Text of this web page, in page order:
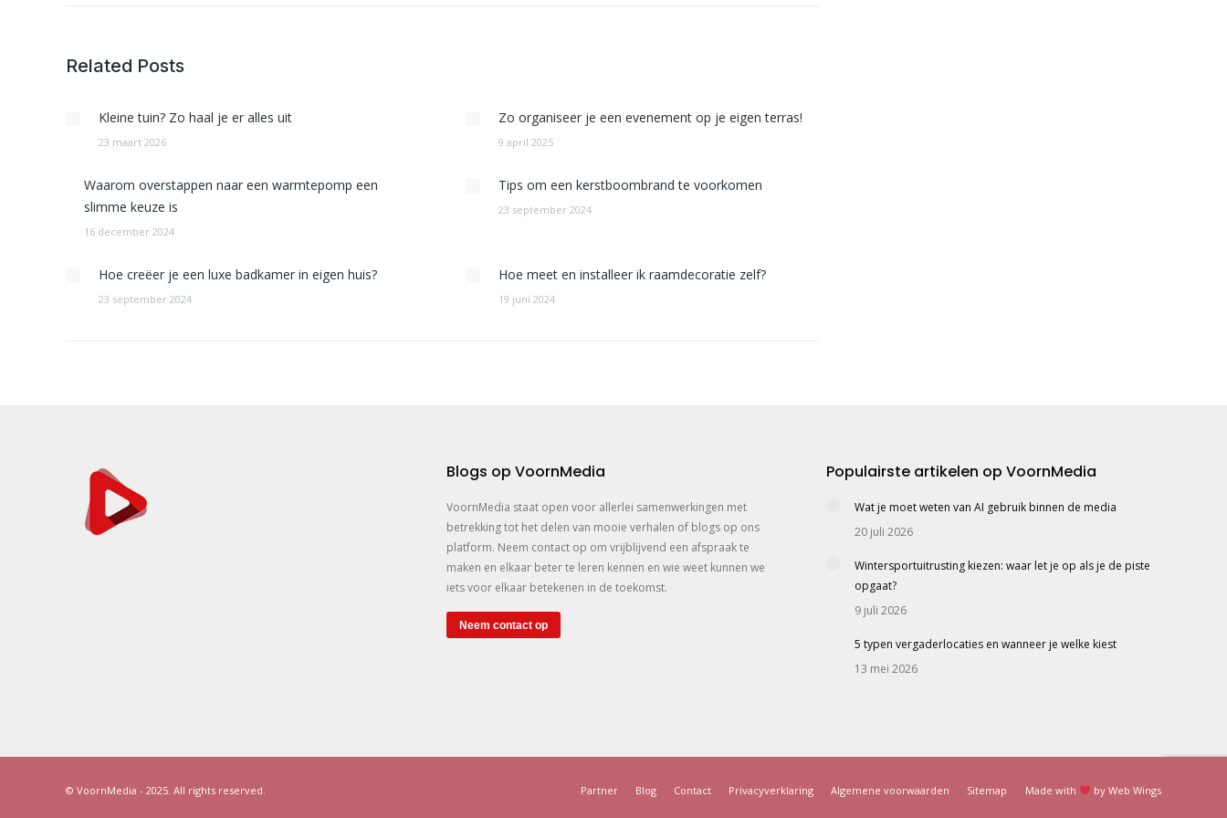
Related Posts
Kleine tuin? Zo haal je er alles uit
23 maart 2026
Zo organiseer je een evenement op je eigen terras!
9 april 2025
Waarom overstappen naar een warmtepomp een
slimme keuze is
16 december 2024
Tips om een kerstboombrand te voorkomen
23 september 2024
Hoe creëer je een luxe badkamer in eigen huis?
23 september 2024
Hoe meet en installeer ik raamdecoratie zelf?
19 juni 2024
Blogs op VoornMedia
VoornMedia staat open voor allerlei samenwerkingen met
betrekking tot het delen van mooie verhalen of blogs op ons
platform. Neem contact op om vrijblijvend een afspraak te
maken en elkaar beter te leren kennen en wie weet kunnen we
iets voor elkaar betekenen in de toekomst.
Neem contact op
Populairste artikelen op VoornMedia
Wat je moet weten van AI gebruik binnen de media
20 juli 2026
Wintersportuitrusting kiezen: waar let je op als je de piste
opgaat?
9 juli 2026
5 typen vergaderlocaties en wanneer je welke kiest
13 mei 2026
© VoornMedia - 2025. All rights reserved. Partner Blog Contact Privacyverklaring Algemene voorwaarden Sitemap Made with by Web Wings